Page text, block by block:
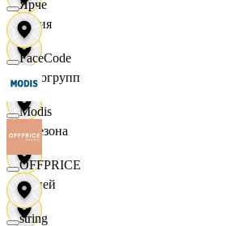
Юлия
Яркогрупп
4 Сезона
7 дней
Ярче
FaceCode
Modis
OFFPRICE
string